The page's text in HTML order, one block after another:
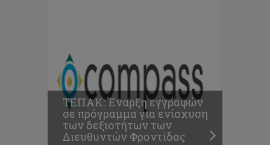
ΤΕΠΑΚ: Έναρξη εγγραφών
σε πρόγραμμα για ενίσχυση
των δεξιοτήτων των
Διευθυντών Φροντίδας